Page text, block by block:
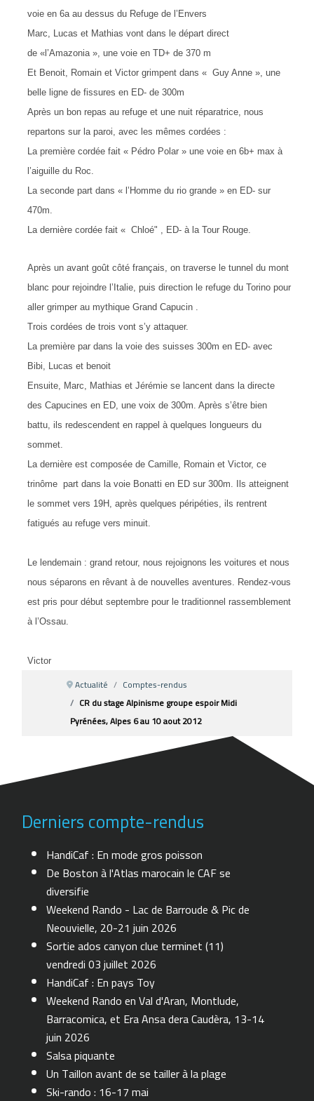
voie en 6a au dessus du Refuge de l’Envers
Marc, Lucas et Mathias vont dans le départ direct
de «l’Amazonia », une voie en TD+ de 370 m
Et Benoit, Romain et Victor grimpent dans « Guy Anne », une
belle ligne de fissures en ED- de 300m
Après un bon repas au refuge et une nuit réparatrice, nous
repartons sur la paroi, avec les mêmes cordées :
La première cordée fait « Pédro Polar » une voie en 6b+ max à
l’aiguille du Roc.
La seconde part dans « l’Homme du rio grande » en ED- sur
470m.
La dernière cordée fait « Chloé" , ED- à la Tour Rouge.
Après un avant goût côté français, on traverse le tunnel du mont
blanc pour rejoindre l’Italie, puis direction le refuge du Torino pour
aller grimper au mythique Grand Capucin .
Trois cordées de trois vont s’y attaquer.
La première par dans la voie des suisses 300m en ED- avec
Bibi, Lucas et benoit
Ensuite, Marc, Mathias et Jérémie se lancent dans la directe
des Capucines en ED, une voix de 300m. Après s’être bien
battu, ils redescendent en rappel à quelques longueurs du
sommet.
La dernière est composée de Camille, Romain et Victor, ce
trinôme part dans la voie Bonatti en ED sur 300m. Ils atteignent
le sommet vers 19H, après quelques péripéties, ils rentrent
fatigués au refuge vers minuit.
Le lendemain : grand retour, nous rejoignons les voitures et nous
nous séparons en rêvant à de nouvelles aventures. Rendez-vous
est pris pour début septembre pour le traditionnel rassemblement
à l’Ossau.
Victor
Actualité
Comptes-rendus
CR du stage Alpinisme groupe espoir Midi
Pyrénées, Alpes 6 au 10 aout 2012
Derniers compte-rendus
HandiCaf : En mode gros poisson
De Boston à l'Atlas marocain le CAF se
diversifie
Weekend Rando - Lac de Barroude & Pic de
Neouvielle, 20-21 juin 2026
Sortie ados canyon clue terminet (11)
vendredi 03 juillet 2026
HandiCaf : En pays Toy
Weekend Rando en Val d'Aran, Montlude,
Barracomica, et Era Ansa dera Caudèra, 13-14
juin 2026
Salsa piquante
Un Taillon avant de se tailler à la plage
Ski-rando : 16-17 mai